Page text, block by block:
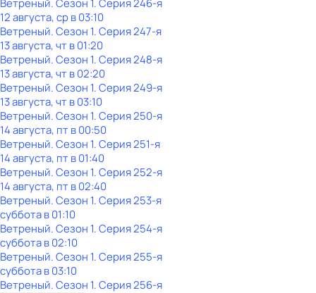
Ветреный. Сезон 1. Серия 246-я
12 августа, ср в 03:10
Ветреный. Сезон 1. Серия 247-я
13 августа, чт в 01:20
Ветреный. Сезон 1. Серия 248-я
13 августа, чт в 02:20
Ветреный. Сезон 1. Серия 249-я
13 августа, чт в 03:10
Ветреный. Сезон 1. Серия 250-я
14 августа, пт в 00:50
Ветреный. Сезон 1. Серия 251-я
14 августа, пт в 01:40
Ветреный. Сезон 1. Серия 252-я
14 августа, пт в 02:40
Ветреный. Сезон 1. Серия 253-я
субботав01:10
Ветреный. Сезон 1. Серия 254-я
субботав02:10
Ветреный. Сезон 1. Серия 255-я
субботав03:10
Ветреный. Сезон 1. Серия 256-я